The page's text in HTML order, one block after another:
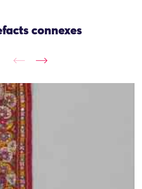
connexes